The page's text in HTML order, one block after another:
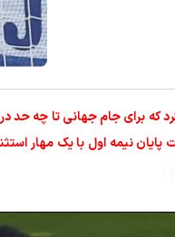
ثابت کرد که برای جام جهانی تا
نیمه اول با یک مهار
حمومت خالیه!45%تخفیف